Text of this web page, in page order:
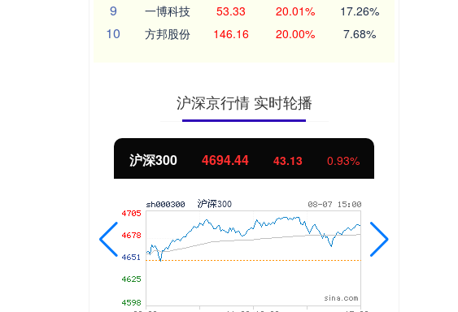
9 一博科技 53.33 20.01% 17.26%
10 方邦股份 146.16 20.00% 7.68%
沪深京行情 实时轮播
沪深300 4694.44 43.13 0.93%